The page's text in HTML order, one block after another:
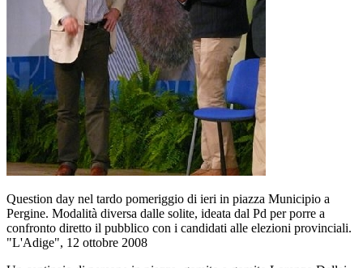
Question day nel tardo pomeriggio di ieri in piazza Municipio a
Pergine. Modalità diversa dalle solite, ideata dal Pd per porre a
confronto diretto il pubblico con i candidati alle elezioni provinciali.
"L'Adige", 12 ottobre 2008